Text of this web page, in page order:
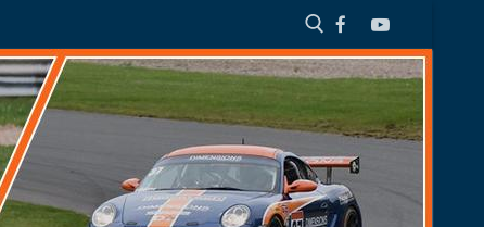
Search for: